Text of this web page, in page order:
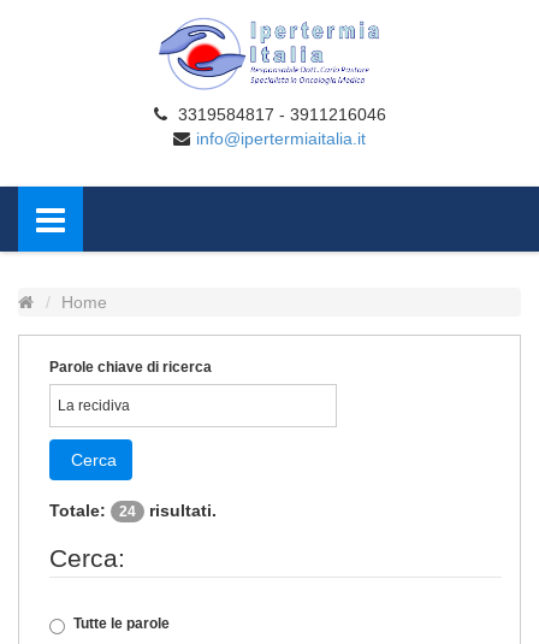
3319584817 - 3911216046
info@ipertermiaitalia.it
Home
Parole chiave di ricerca
Cerca
Totale: 24 risultati.
Cerca:
Tutte le parole